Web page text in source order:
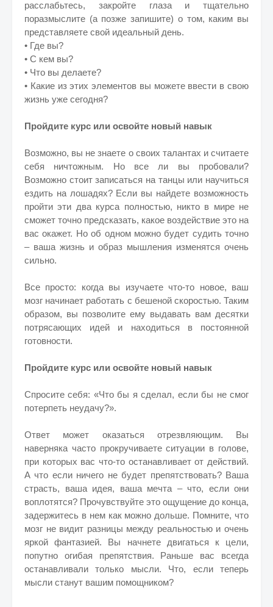
расслабьтесь, закройте глаза и тщательно
поразмыслите (а позже запишите) о том, каким вы
представляете свой идеальный день.
• Где вы?
• С кем вы?
• Что вы делаете?
• Какие из этих элементов вы можете ввести в свою
жизнь уже сегодня?
Пройдите курс или освойте новый навык
Возможно, вы не знаете о своих талантах и считаете
себя ничтожным. Но все ли вы пробовали?
Возможно стоит записаться на танцы или научиться
ездить на лошадях? Если вы найдете возможность
пройти эти два курса полностью, никто в мире не
сможет точно предсказать, какое воздействие это на
вас окажет. Но об одном можно будет судить точно
– ваша жизнь и образ мышления изменятся очень
сильно.
Все просто: когда вы изучаете что-то новое, ваш
мозг начинает работать с бешеной скоростью. Таким
образом, вы позволите ему выдавать вам десятки
потрясающих идей и находиться в постоянной
готовности.
Пройдите курс или освойте новый навык
Спросите себя: «Что бы я сделал, если бы не смог
потерпеть неудачу?».
Ответ может оказаться отрезвляющим. Вы
наверняка часто прокручиваете ситуации в голове,
при которых вас что-то останавливает от действий.
А что если ничего не будет препятствовать? Ваша
страсть, ваша идея, ваша мечта – что, если они
воплотятся? Прочувствуйте это ощущение до конца,
задержитесь в нем как можно дольше. Помните, что
мозг не видит разницы между реальностью и очень
яркой фантазией. Вы начнете двигаться к цели,
попутно огибая препятствия. Раньше вас всегда
останавливали только мысли. Что, если теперь
мысли станут вашим помощником?